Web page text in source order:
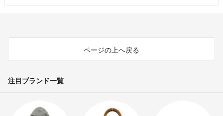
ページの上へ戻る
注目ブランド一覧